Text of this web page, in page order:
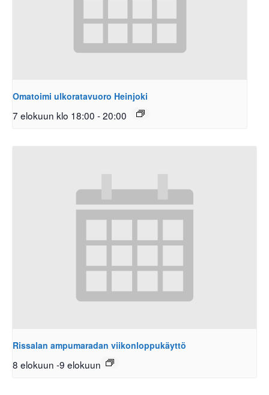
Omatoimi ulkoratavuoro Heinjoki
7 elokuun klo 18:00 -20:00
Rissalan ampumaradan viikonloppukäyttö
8 elokuun -9 elokuun